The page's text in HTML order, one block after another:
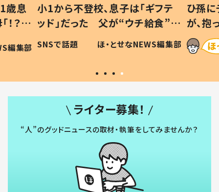
歳息
？」
編集部
小1から不登校、息子は「ギフテ
ッド」だった 父が“ウチ給食”を
作り続ける理由とは #令和の親
#令和の子
SNSで話題 ほ・とせなNEWS編集部
ひ孫
が、
「涙が
い」
ライター募集！
“人”のグッドニュースの取材・執筆をしてみませんか？